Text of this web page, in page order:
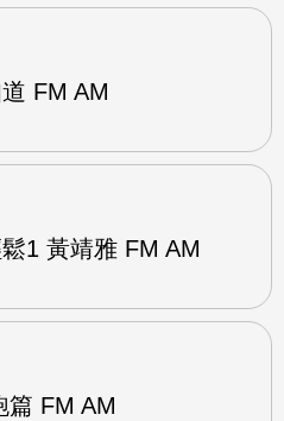
FM AM
1 黃靖雅 FM AM
篇 FM AM